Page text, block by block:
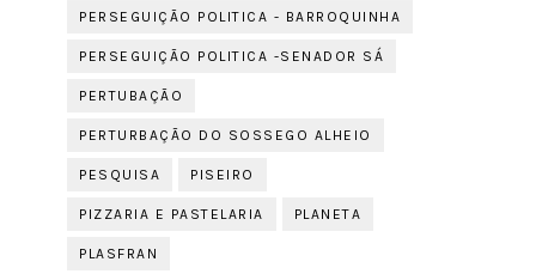
PERSEGUIÇÃO POLITICA - BARROQUINHA
PERSEGUIÇÃO POLITICA -SENADOR SÁ
PERTUBAÇÃO
PERTURBAÇÃO DO SOSSEGO ALHEIO
PESQUISA PISEIRO
PIZZARIA E PASTELARIA PLANETA
PLASFRAN